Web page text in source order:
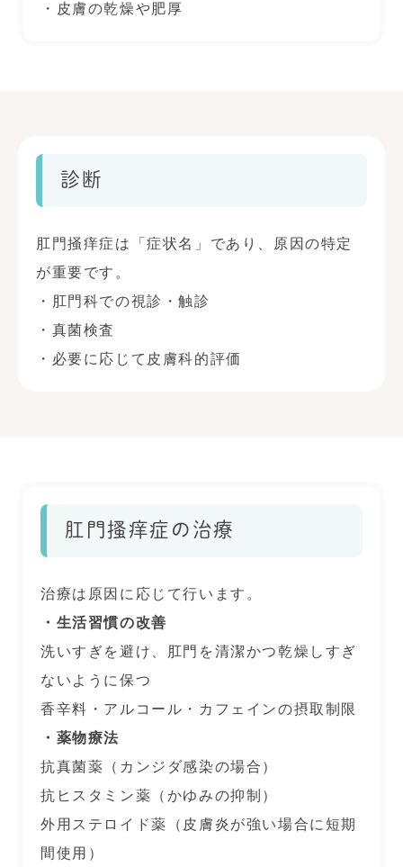
・皮膚の乾燥や肥厚
診断
肛門掻痒症は「症状名」であり、原因の特定
が重要です。
・肛門科での視診・触診
・真菌検査
・必要に応じて皮膚科的評価
肛門搔痒症の治療
治療は原因に応じて行います。
・生活習慣の改善
洗いすぎを避け、肛門を清潔かつ乾燥しすぎ
ないように保つ
香辛料・アルコール・カフェインの摂取制限
・薬物療法
抗真菌薬（カンジダ感染の場合）
抗ヒスタミン薬（かゆみの抑制）
外用ステロイド薬（皮膚炎が強い場合に短期
間使用）